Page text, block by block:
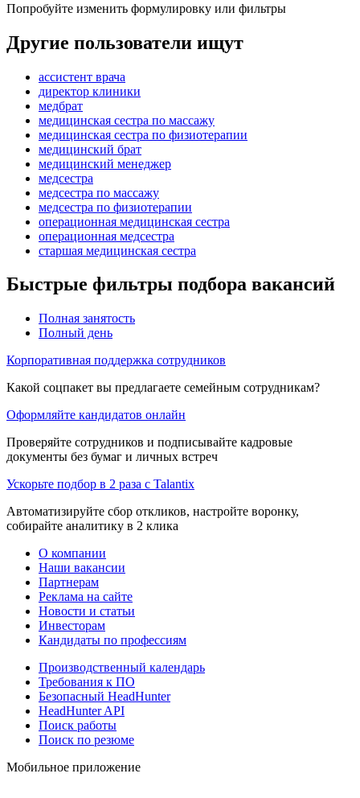
Попробуйте изменить формулировку или фильтры
Другие пользователи ищут
ассистент врача
директор клиники
медбрат
медицинская сестра по массажу
медицинская сестра по физиотерапии
медицинский брат
медицинский менеджер
медсестра
медсестра по массажу
медсестра по физиотерапии
операционная медицинская сестра
операционная медсестра
старшая медицинская сестра
Быстрые фильтры подбора вакансий
Полная занятость
Полный день
Корпоративная поддержка сотрудников
Какой соцпакет вы предлагаете семейным сотрудникам?
Оформляйте кандидатов онлайн
Проверяйте сотрудников и подписывайте кадровые
документы без бумаг и личных встреч
Ускорьте подбор в 2 раза с Talantix
Автоматизируйте сбор откликов, настройте воронку,
собирайте аналитику в 2 клика
О компании
Наши вакансии
Партнерам
Реклама на сайте
Новости и статьи
Инвесторам
Кандидаты по профессиям
Производственный календарь
Требования к ПО
Безопасный HeadHunter
HeadHunter API
Поиск работы
Поиск по резюме
Мобильное приложение